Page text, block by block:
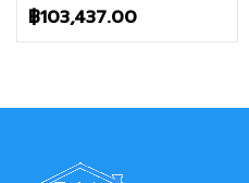
฿103,437.00